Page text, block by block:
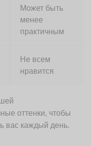
Может быть
менее
практичным
Не всем
нравится
оттенки, чтобы
вас каждый день.